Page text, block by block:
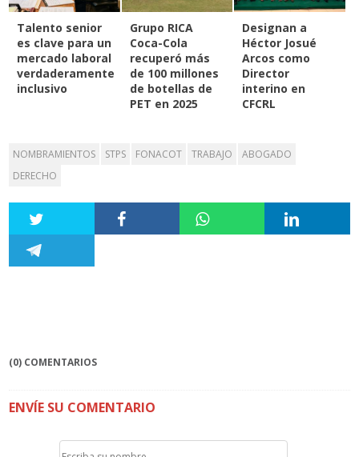
Talento senior
es clave para un
mercado laboral
verdaderamente
inclusivo
Grupo RICA
Coca-Cola
recuperó más
de 100 millones
de botellas de
PET en 2025
Designan a
Héctor Josué
Arcos como
Director
interino en
CFCRL
NOMBRAMIENTOS STPS FONACOT TRABAJO
ABOGADO
DERECHO
(0) COMENTARIOS
ENVÍE SU COMENTARIO